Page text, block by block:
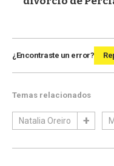
¿Encontraste un error?
Temas relacionados
Natalia Oreiro